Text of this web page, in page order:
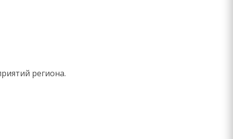
региона.